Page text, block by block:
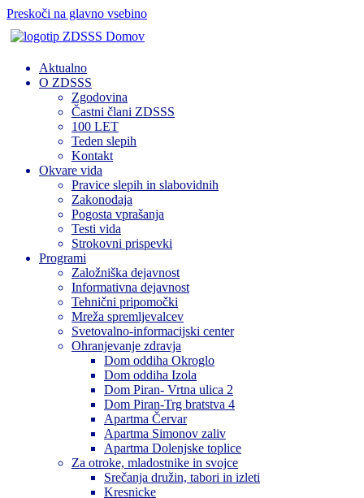
Preskoči na glavno vsebino
Domov
Aktualno
O ZDSSS
Zgodovina
Častni člani ZDSSS
100 LET
Teden slepih
Kontakt
Okvare vida
Pravice slepih in slabovidnih
Zakonodaja
Pogosta vprašanja
Testi vida
Strokovni prispevki
Programi
Založniška dejavnost
Informativna dejavnost
Tehnični pripomočki
Mreža spremljevalcev
Svetovalno-informacijski center
Ohranjevanje zdravja
Dom oddiha Okroglo
Dom oddiha Izola
Dom Piran- Vrtna ulica 2
Dom Piran-Trg bratstva 4
Apartma Červar
Apartma Simonov zaliv
Apartma Dolenjske toplice
Za otroke, mladostnike in svojce
Srečanja družin, tabori in izleti
Kresnicke